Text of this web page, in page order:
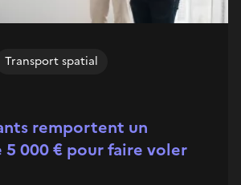
remportent un
000 € pour faire voler
Transport spatial